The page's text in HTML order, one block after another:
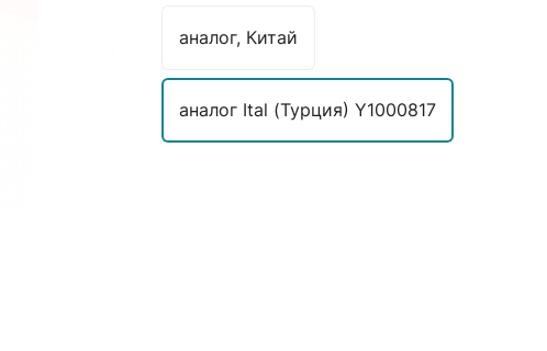
аналог, Китай
аналог Ital (Турция) Y1000817